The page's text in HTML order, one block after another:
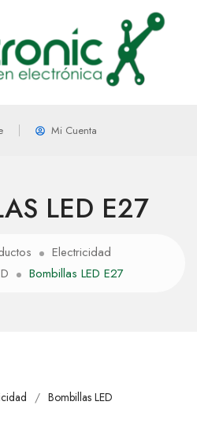
Mi Cuenta
LED E27
Electricidad
Bombillas LED E27
Bombillas LED